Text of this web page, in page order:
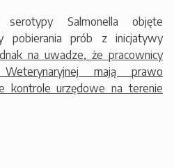
serotypy Salmonella objęte
pobierania prób z inicjatywy
na uwadze, że pracownicy
mają prawo
kontrole urzędowe na terenie